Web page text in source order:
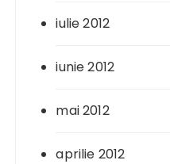
iulie 2012
iunie 2012
mai 2012
aprilie 2012